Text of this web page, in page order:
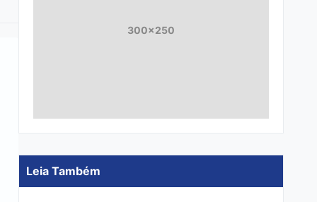
300x250
Leia Também